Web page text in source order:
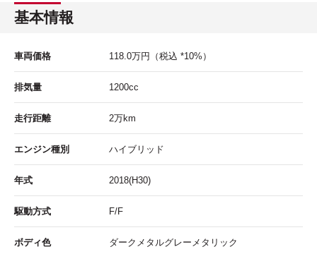
基本情報
車両価格 118.0万円 （税込 *10%）
排気量 1200cc
走行距離 2万km
エンジン種別 ハイブリッド
年式 2018(H30)
駆動方式 F/F
ボディ色 ダークメタルグレーメタリック